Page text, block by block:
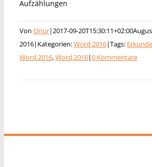
Aufzählungen
Von Onur|2017-09-20T15:30:11+02:00
2016| Kategorien:Word 2016|Tags:
Word 2016,Word 2016|0 Kommentare